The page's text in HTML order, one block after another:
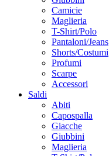
Camicie
Maglieria
T-Shirt/Polo
Pantaloni/Jeans
Shorts/Costumi
Profumi
Scarpe
Accessori
Saldi
Abiti
Capospalla
Giacche
Giubbini
Maglieria